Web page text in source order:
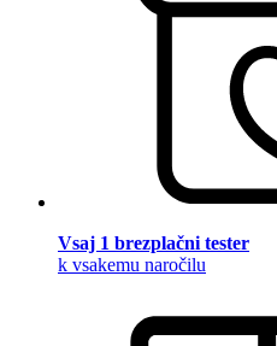
Vsaj 1 brezplačni tester
k vsakemu naročilu